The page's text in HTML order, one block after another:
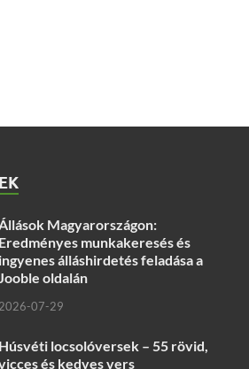
Magyarországon:
Eredményes munkakeresés és
ingyenes álláshirdetés feladása a
oldalán
2026-07-29
Húsvéti locsolóversek – 55 rövid,
és kedves vers